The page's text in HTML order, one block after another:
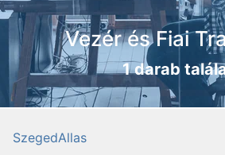
Vezér és Fiai
1 darab
SzegedAllas